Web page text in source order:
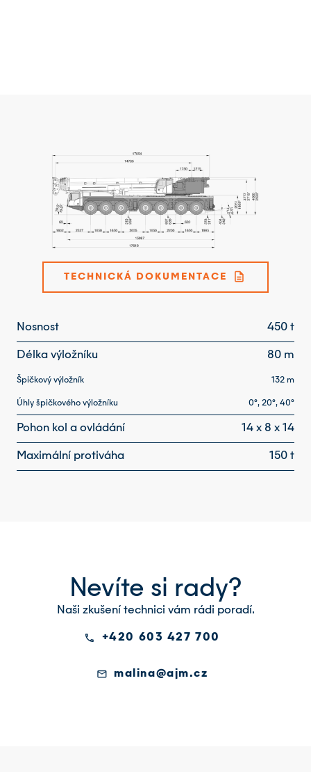
TECHNICKÁ DOKUMENTACE description
Nosnost 450 t
Délka výložníku 80 m
Špičkový výložník 132 m
Úhly špičkového výložníku 0°, 20°, 40°
Pohon kol a ovládání 14 x 8 x 14
Maximální protiváha 150 t
Nevíte si rady?
Naši zkušení technici vám rádi poradí.
phone +420 603 427 700
email malina@ajm.cz